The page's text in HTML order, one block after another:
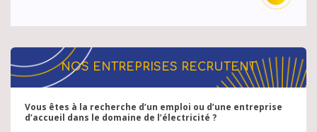
NOS ENTREPRISES RECRUTENT
Vous êtes à la recherche d’un emploi ou d’une entreprise
d’accueil dans le domaine de l’électricité ?